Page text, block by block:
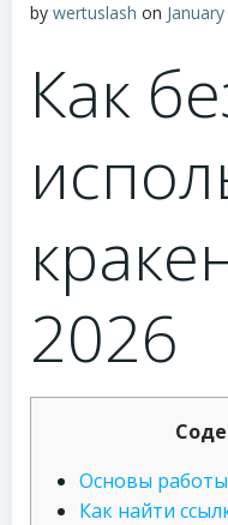
by wertuslash on
Как
2026
Основы
Как найти